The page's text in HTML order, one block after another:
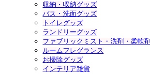
収納・収納グッズ
バス・洗面グッズ
トイレグッズ
ランドリーグッズ
ファブリックミスト・洗剤・柔軟剤
ルームフレグランス
お掃除グッズ
インテリア雑貨